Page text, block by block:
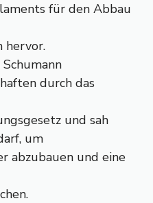
für den Abbau
hervor.
durch das
und sah
um
abzubauen und eine